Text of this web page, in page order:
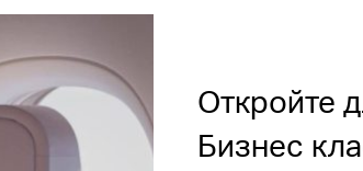
Откройте
Бизнес